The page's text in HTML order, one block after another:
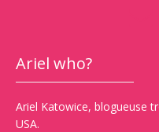
Ariel who?
Ariel Katowice, blogueuse
USA.